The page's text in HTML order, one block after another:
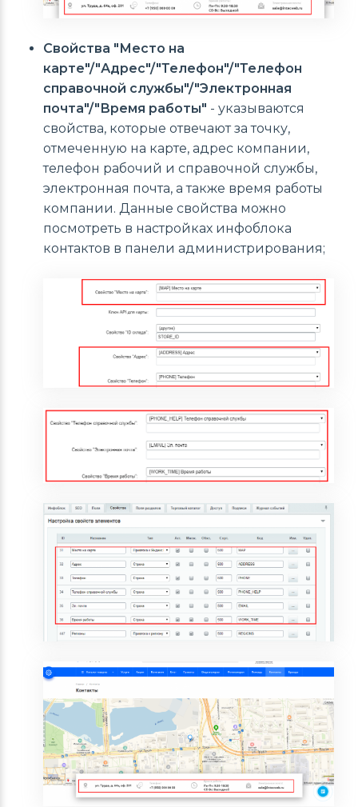
Свойства "Место на
карте"/"Адрес"/"Телефон"/"Телефон
справочной службы"/"Электронная
почта"/"Время работы" - указываются
свойства, которые отвечают за точку,
отмеченную на карте, адрес компании,
телефон рабочий и справочной службы,
электронная почта, а также время работы
компании. Данные свойства можно
посмотреть в настройках инфоблока
контактов в панели администрирования;